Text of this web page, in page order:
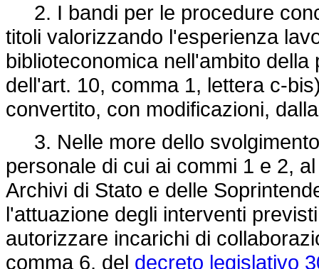
2. I bandi per le procedure
titoli valorizzando l'esperienza
biblioteconomica nell'ambito
dell'art. 10, comma 1, lettera c-
convertito, con modificazioni,
3. Nelle more dello
personale di cui ai commi 1 e 2,
Archivi di Stato e delle
l'attuazione degli interventi
autorizzare incarichi di
comma 6, del decreto legislativo